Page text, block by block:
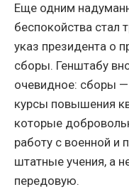
Еще одним
беспокойства стал
указ президента о
сборы. Генштабу
очевидное: сборы —
курсы повышения
которые
работу с военной и
штатные учения, а
передовую.